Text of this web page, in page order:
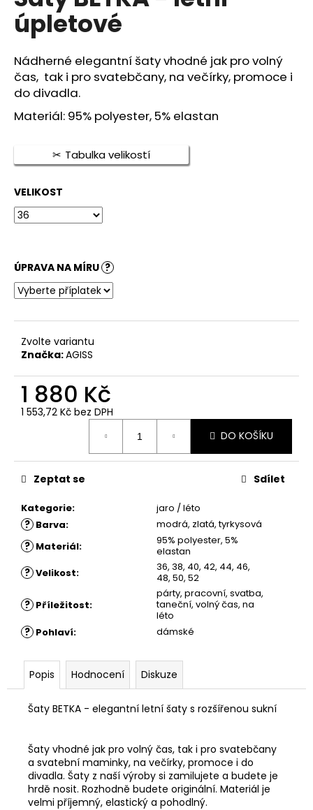
0,0
z
hvězdiček.
úpletové
Nádherné elegantní šaty vhodné jak pro volný
čas, tak i pro svatebčany, na večírky, promoce i
do divadla.
Materiál: 95% polyester, 5% elastan
Tabulka velikostí
VELIKOST
ÚPRAVA NA MÍRU ?
Zvolte variantu
Značka:AGISS
1 880 Kč
1 553,72 Kč bez DPH
DO KOŠÍKU
Kategorie: jaro / léto
? Barva: modrá, zlatá, tyrkysová
? Materiál:
95% polyester, 5%
elastan
? Velikost:
36, 38, 40, 42, 44, 46,
48, 50, 52
? Příležitost:
párty, pracovní, svatba,
taneční, volný čas, na
léto
? Pohlaví: dámské
Zeptat se Sdílet
Popis Hodnocení Diskuze
Šaty BETKA - elegantní letní šaty s rozšířenou sukní
Šaty vhodné jak pro volný čas, tak i pro svatebčany
a svatební maminky, na večírky, promoce i do
divadla. Šaty z naší výroby si zamilujete a budete je
hrdě nosit. Rozhodně budete originální. Materiál je
velmi příjemný, elastický a pohodlný.
a
j
í
t
?
HLEDAT
D
o
r
u
e
m
e
ŠATY
880
Kč